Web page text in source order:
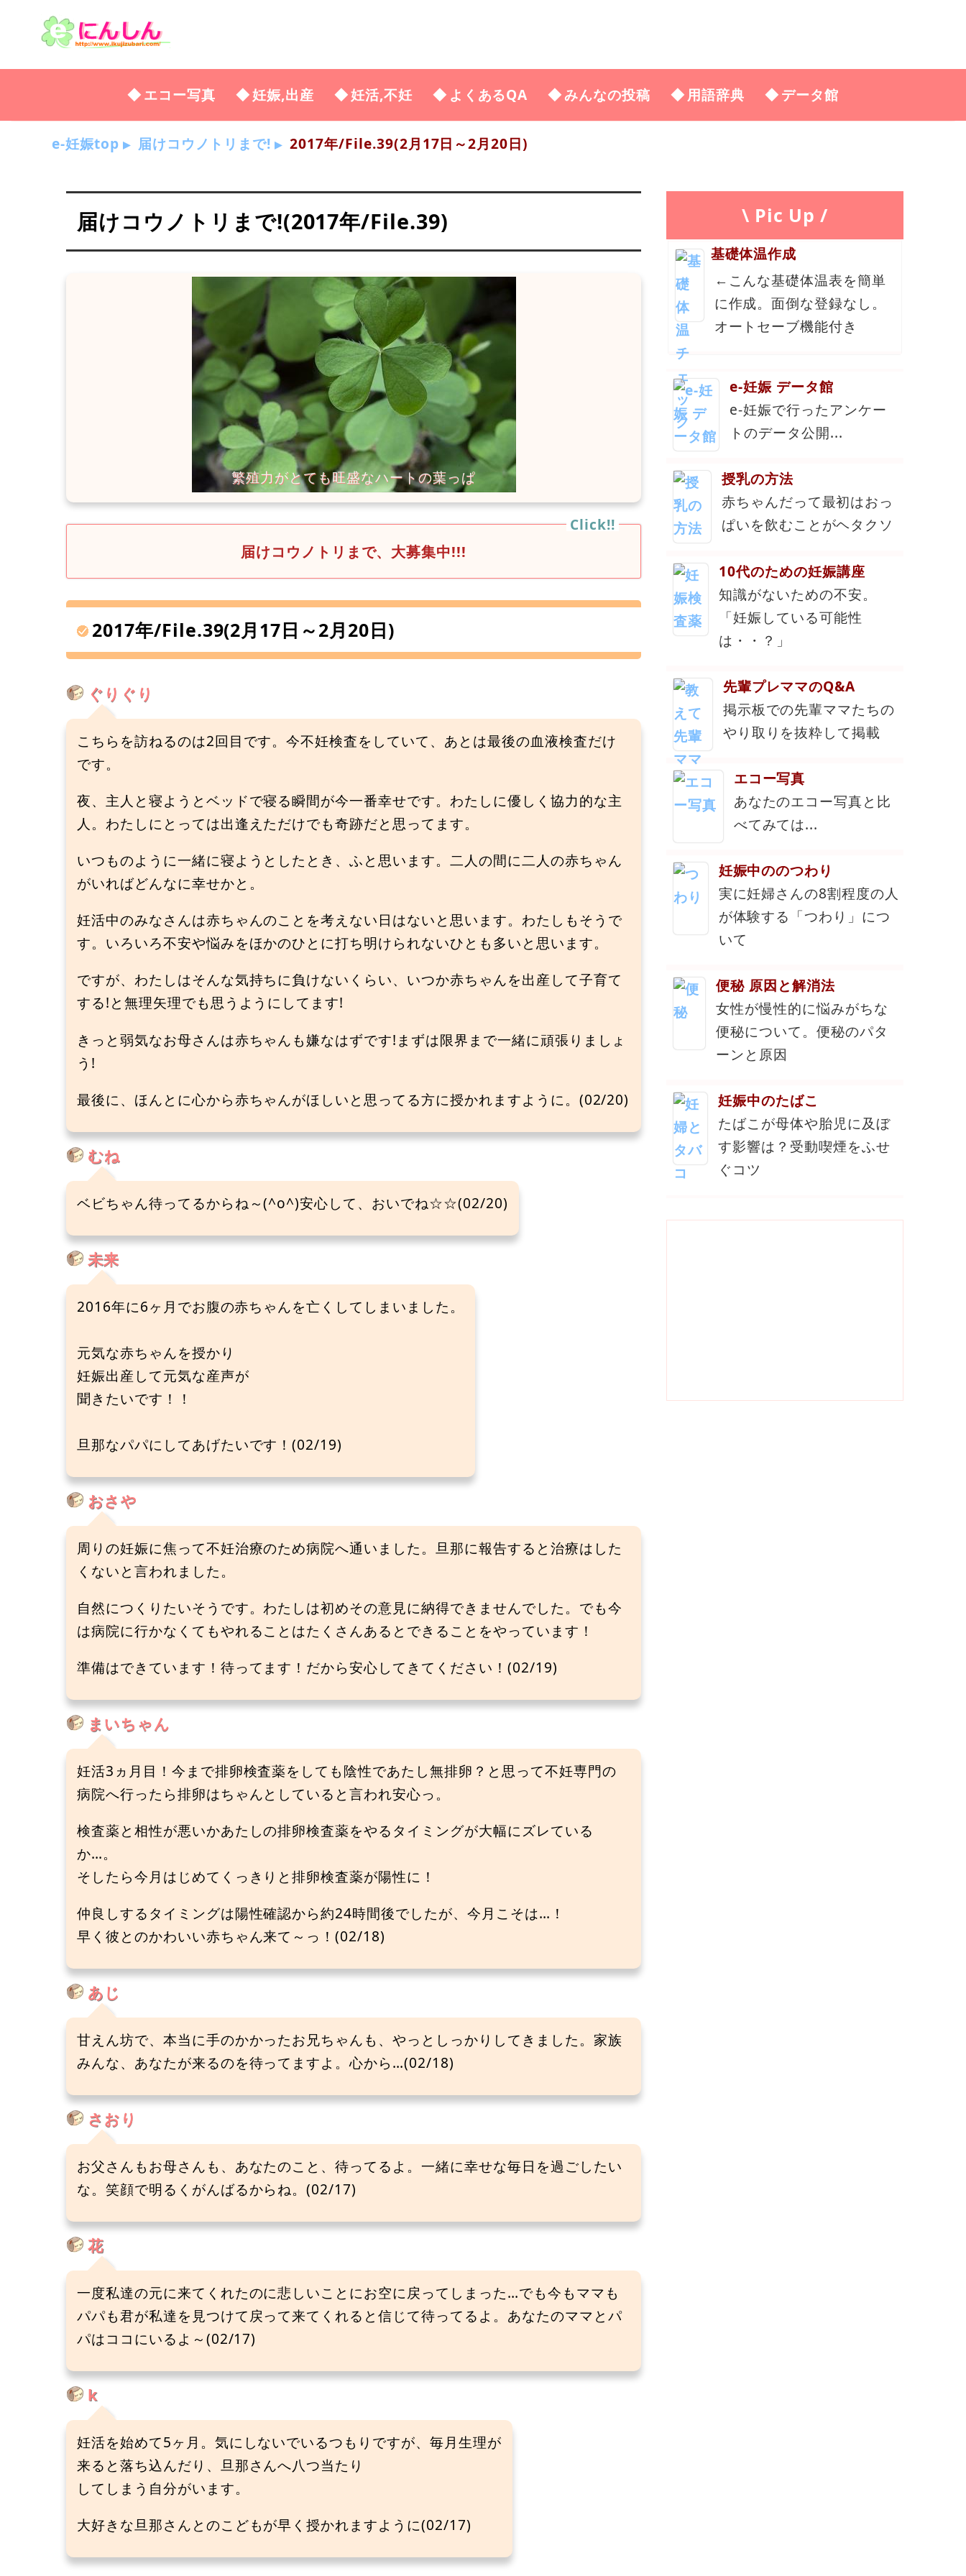
エコー写真 妊娠,出産 妊活,不妊 よくあるQA みんなの投稿 用語辞典 データ館
e-妊娠top 届けコウノトリまで! 2017年/File.39(2月17日～2月20日)
届けコウノトリまで!(2017年/File.39)
届けコウノトリまで、大募集中!!!
2017年/File.39(2月17日～2月20日)
ぐりぐり
こちらを訪ねるのは2回目です。今不妊検査をしていて、あとは最後の血液検査だけ
です。
夜、主人と寝ようとベッドで寝る瞬間が今一番幸せです。わたしに優しく協力的な主
人。わたしにとっては出逢えただけでも奇跡だと思ってます。
いつものように一緒に寝ようとしたとき、ふと思います。二人の間に二人の赤ちゃん
がいればどんなに幸せかと。
妊活中のみなさんは赤ちゃんのことを考えない日はないと思います。わたしもそうで
す。いろいろ不安や悩みをほかのひとに打ち明けられないひとも多いと思います。
ですが、わたしはそんな気持ちに負けないくらい、いつか赤ちゃんを出産して子育て
する!と無理矢理でも思うようにしてます!
きっと弱気なお母さんは赤ちゃんも嫌なはずです!まずは限界まで一緒に頑張りましょ
う!
最後に、ほんとに心から赤ちゃんがほしいと思ってる方に授かれますように。(02/20)
むね
ベビちゃん待ってるからね～(^o^)安心して、おいでね☆☆(02/20)
未来
2016年に6ヶ月でお腹の赤ちゃんを亡くしてしまいました。
元気な赤ちゃんを授かり
妊娠出産して元気な産声が
聞きたいです！！
旦那なパパにしてあげたいです！(02/19)
おさや
周りの妊娠に焦って不妊治療のため病院へ通いました。旦那に報告すると治療はした
くないと言われました。
自然につくりたいそうです。わたしは初めその意見に納得できませんでした。でも今
は病院に行かなくてもやれることはたくさんあるとできることをやっています！
準備はできています！待ってます！だから安心してきてください！(02/19)
まいちゃん
妊活3ヵ月目！今まで排卵検査薬をしても陰性であたし無排卵？と思って不妊専門の
病院へ行ったら排卵はちゃんとしていると言われ安心っ。
検査薬と相性が悪いかあたしの排卵検査薬をやるタイミングが大幅にズレている
か…。
そしたら今月はじめてくっきりと排卵検査薬が陽性に！
仲良しするタイミングは陽性確認から約24時間後でしたが、今月こそは…！
早く彼とのかわいい赤ちゃん来て～っ！(02/18)
あじ
甘えん坊で、本当に手のかかったお兄ちゃんも、やっとしっかりしてきました。家族
みんな、あなたが来るのを待ってますよ。心から…(02/18)
さおり
お父さんもお母さんも、あなたのこと、待ってるよ。一緒に幸せな毎日を過ごしたい
な。笑顔で明るくがんばるからね。(02/17)
花
一度私達の元に来てくれたのに悲しいことにお空に戻ってしまった…でも今もママも
パパも君が私達を見つけて戻って来てくれると信じて待ってるよ。あなたのママとパ
パはココにいるよ～(02/17)
k
妊活を始めて5ヶ月。気にしないでいるつもりですが、毎月生理が
来ると落ち込んだり、旦那さんへ八つ当たり
してしまう自分がいます。
大好きな旦那さんとのこどもが早く授かれますように(02/17)
\ Pic Up /
基礎体温作成
←こんな基礎体温表を簡単
に作成。面倒な登録なし。
オートセーブ機能付き
e-妊娠 データ館
e-妊娠で行ったアンケー
トのデータ公開...
授乳の方法
赤ちゃんだって最初はおっ
ぱいを飲むことがヘタクソ
10代のための妊娠講座
知識がないための不安。
「妊娠している可能性
は・・？」
先輩プレママのQ&A
掲示板での先輩ママたちの
やり取りを抜粋して掲載
エコー写真
あなたのエコー写真と比
べてみては...
妊娠中ののつわり
実に妊婦さんの8割程度の人
が体験する「つわり」につ
いて
便秘 原因と解消法
女性が慢性的に悩みがちな
便秘について。便秘のパタ
ーンと原因
妊娠中のたばこ
たばこが母体や胎児に及ぼ
す影響は？受動喫煙をふせ
ぐコツ